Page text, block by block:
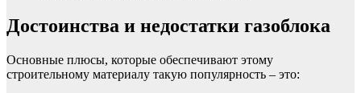
Достоинства и недостатки газоблока
Основные плюсы, которые обеспечивают этому
строительному материалу такую популярность – это: